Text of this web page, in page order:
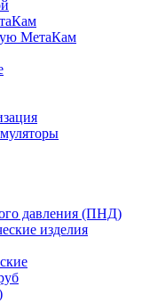
МетаКам
давления (ПНД)
изделия